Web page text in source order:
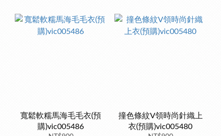
寬鬆軟糯馬海毛毛衣(預
購)vic005486
撞色條紋V領時尚針織上
衣(預購)vic005480